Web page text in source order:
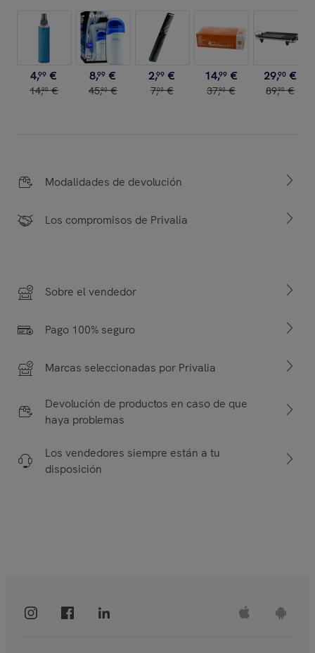
4,99 €
14,90 €
8,99 €
45,90 €
2,99 €
7,00 €
14,99 €
37,90 €
29,90 €
89,90 €
Modalidades de devolución
Los compromisos de Privalia
Sobre el vendedor
Pago 100% seguro
Marcas seleccionadas por Privalia
Devolución de productos en caso de que
haya problemas
Los vendedores siempre están a tu
disposición